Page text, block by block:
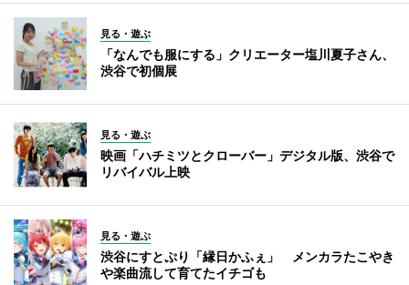
見る・遊ぶ
「なんでも服にする」クリエーター塩川夏子さん、
渋谷で初個展
見る・遊ぶ
映画「ハチミツとクローバー」デジタル版、渋谷で
リバイバル上映
見る・遊ぶ
渋谷にすとぷり「縁日かふぇ」 メンカラたこやき
や楽曲流して育てたイチゴも